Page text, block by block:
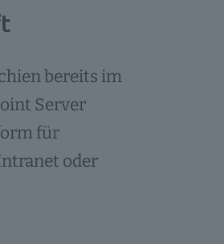
bereits im
Server
für
oder